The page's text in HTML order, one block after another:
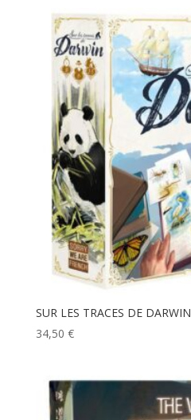
SUR LES TRACES DE DARWIN
34,50 €